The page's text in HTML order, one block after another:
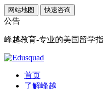
网站地图 快速咨询
公告
峰越教育-专业的美国留学
首页
了解峰越